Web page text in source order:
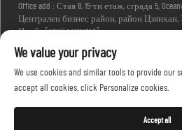
Office add : Стая 8, 15-ти етаж, сграда 5,
Централен бизнес район, район Цзянхан,
Имейл:[email protected]
We value your privacy
We use cookies and similar tools to provide our
accept all cookies, click Personalize cookies.
Accept all